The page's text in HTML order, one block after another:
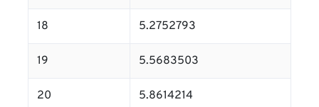
18 5.2752793
19 5.5683503
20 5.8614214